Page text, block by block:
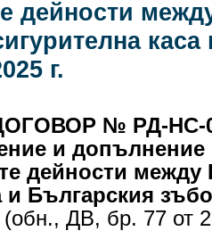
дейности
г.
№ РД-НС-
и
дейности между
и Българския
(oбн., ДВ, бр. 77 от